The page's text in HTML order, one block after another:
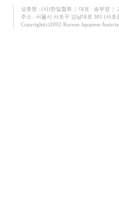
상호명 : (사)한일협회 | 대표 : 송부영 |
주소 : 서울시 서초구 강남대로 381 (서
Copyright(c)2002 Korean Japanese